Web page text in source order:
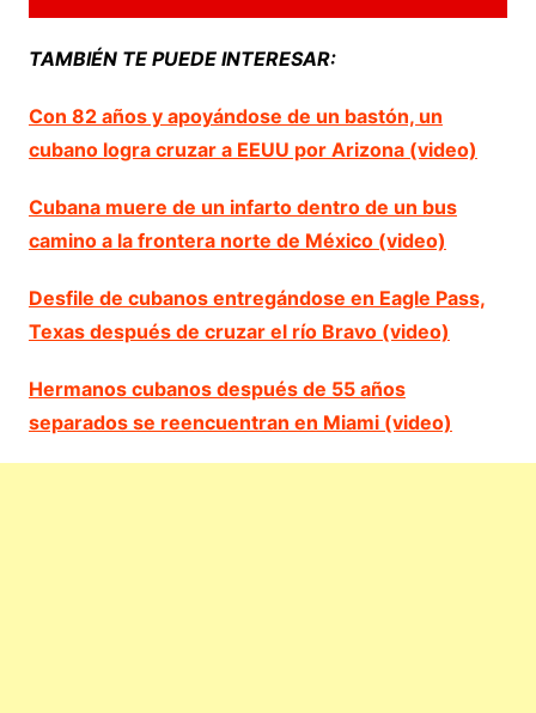
TAMBIÉN TE PUEDE INTERESAR:
Con 82 años y apoyándose de un bastón, un
cubano logra cruzar a EEUU por Arizona (video)
Cubana muere de un infarto dentro de un bus
camino a la frontera norte de México (video)
Desfile de cubanos entregándose en Eagle Pass,
Texas después de cruzar el río Bravo (video)
Hermanos cubanos después de 55 años
separados se reencuentran en Miami (video)